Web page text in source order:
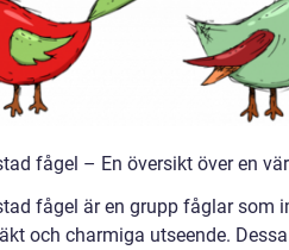
fågel – En översikt över en
fågel är en grupp fåglar som
och charmiga utseende.